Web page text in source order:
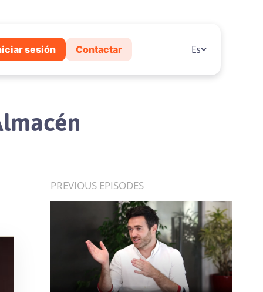
sesión Contactar Es
PREVIOUS EPISODES